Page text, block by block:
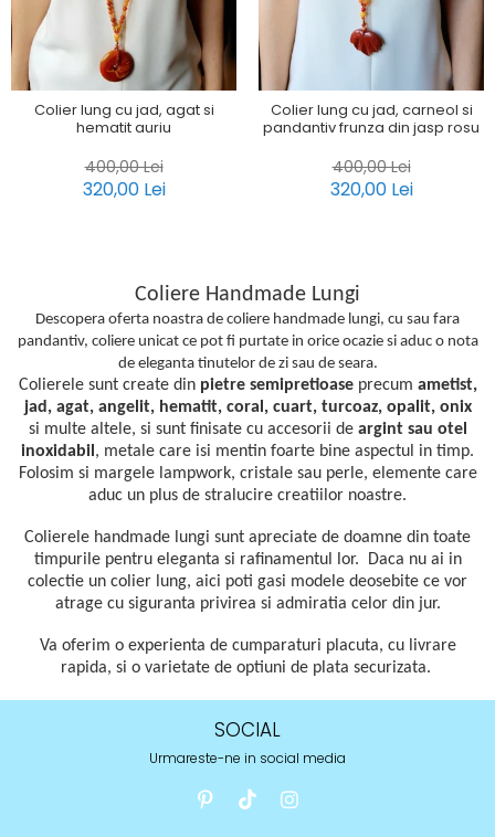
Colier lung cu jad, agat si
hematit auriu
400,00 Lei
320,00 Lei
Colier lung cu jad, carneol si
pandantiv frunza din jasp rosu
400,00 Lei
320,00 Lei
Coliere Handmade Lungi
Descopera oferta noastra de coliere handmade lungi, cu sau fara
pandantiv, coliere unicat ce pot fi purtate in orice ocazie si aduc o nota
de eleganta tinutelor de zi sau de seara.
Colierele sunt create din pietre semipretioaseprecum ametist,
jad, agat, angelit, hematit, coral, cuart, turcoaz, opalit, onix
si multe altele, si sunt finisate cu accesorii de argint sau otel
inoxidabil , metale care isi mentin foarte bine aspectul in timp.
Folosim si margele lampwork, cristale sau perle, elemente care
aduc un plus de stralucire creatiilor noastre.
Colierele handmade lungi sunt apreciate de doamne din toate
timpurile pentru eleganta si rafinamentul lor. Daca nu ai in
colectie un colier lung, aici poti gasi modele deosebite ce vor
atrage cu siguranta privirea si admiratia celor din jur.
Va oferim o experienta de cumparaturi placuta, cu livrare
rapida, si o varietate de optiuni de plata securizata.
SOCIAL
Urmareste-ne in social media